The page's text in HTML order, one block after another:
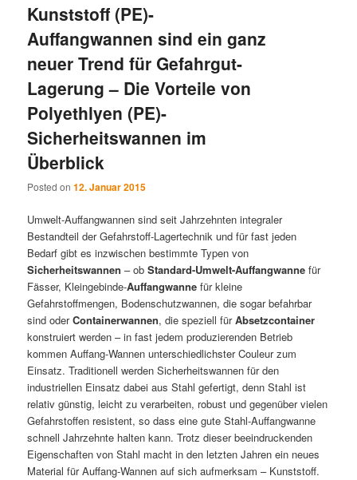
Kunststoff (PE)-
Auffangwannen sind ein ganz
neuer Trend für Gefahrgut-
Lagerung – Die Vorteile von
Polyethlyen (PE)-
Sicherheitswannen im
Überblick
Posted on12. Januar 2015
Umwelt-Auffangwannen sind seit Jahrzehnten integraler
Bestandteil der Gefahrstoff-Lagertechnik und für fast jeden
Bedarf gibt es inzwischen bestimmte Typen von
Sicherheitswannen – obStandard-Umwelt-Auffangwanne für
Fässer, Kleingebinde-Auffangwanne für kleine
Gefahrstoffmengen, Bodenschutzwannen, die sogar befahrbar
sind oderContainerwannen, die speziell fürAbsetzcontainer
konstruiert werden – in fast jedem produzierenden Betrieb
kommen Auffang-Wannen unterschiedlichster Couleur zum
Einsatz. Traditionell werden Sicherheitswannen für den
industriellen Einsatz dabei aus Stahl gefertigt, denn Stahl ist
relativ günstig, leicht zu verarbeiten, robust und gegenüber vielen
Gefahrstoffen resistent, so dass eine gute Stahl-Auffangwanne
schnell Jahrzehnte halten kann. Trotz dieser beeindruckenden
Eigenschaften von Stahl macht in den letzten Jahren ein neues
Material für Auffang-Wannen auf sich aufmerksam – Kunststoff.